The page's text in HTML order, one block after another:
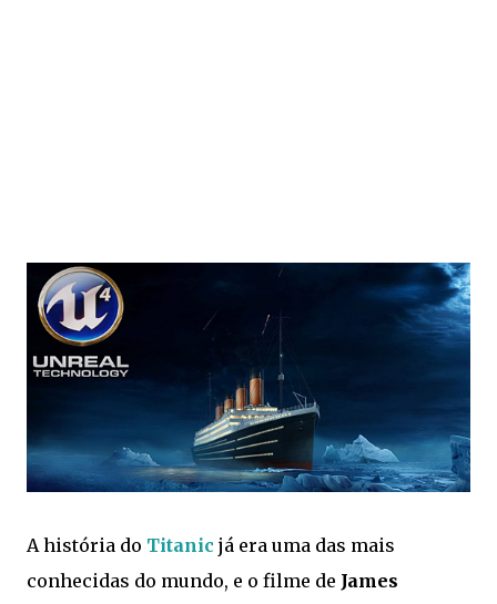
A história do Titanic já era uma das mais
conhecidas do mundo, e o filme de James